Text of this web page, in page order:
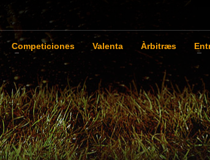
Competiciones Valenta Àrbitræs